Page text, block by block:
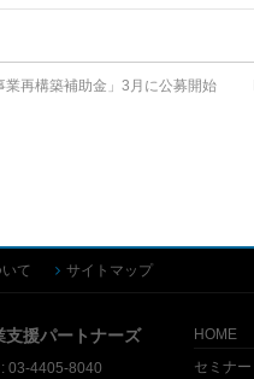
業再構築補助金」3月に公募開始
て サイトマップ
援パートナーズ
03-4405-8040
HOME
セミナー